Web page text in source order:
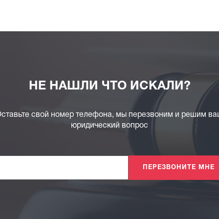
НЕ НАШЛИ ЧТО ИСКАЛИ?
свой номер телефона, мы перезвоним и решим
юридический вопрос
ПЕРЕЗВОНИТЕ МНЕ